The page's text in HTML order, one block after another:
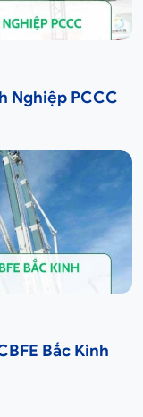
Nghiệp PCCC
Bắc Kinh